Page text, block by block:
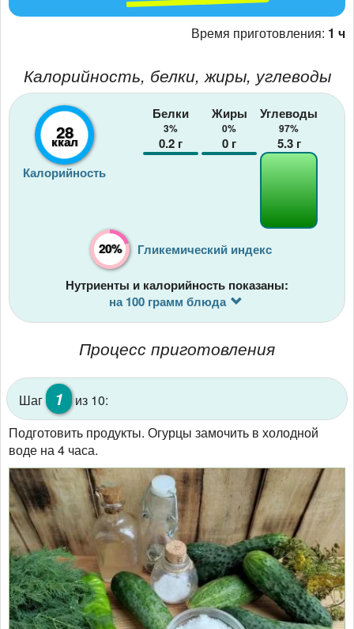
Время приготовления: 1 ч
Калорийность, белки, жиры, углеводы
28
ккал
Калорийность
Белки
3%
0.2 г
Жиры
0%
0 г
Углеводы
97%
5.3г
20% Гликемический индекс
Нутриенты и калорийность показаны:
на 100 грамм блюда
Процесс приготовления
Шаг 1
из 10:
Подготовить продукты. Огурцы замочить в холодной
воде на 4 часа.